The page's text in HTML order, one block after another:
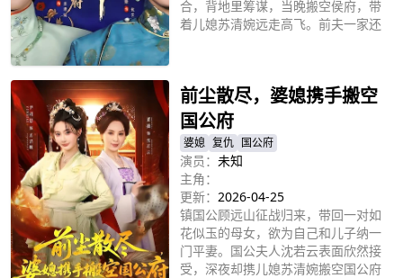
合，背地里筹谋，当晚搬空侯府，带
着儿媳苏清婉远走高飞。前夫一家还
前尘散尽，婆媳携手搬空
国公府
婆媳 复仇 国公府
演员： 未知
主角：
更新： 2026-04-25
镇国公顾远山征战归来，带回一对如
花似玉的母女，欲为自己和儿子纳一
门平妻。国公夫人沈若云表面欣然接
受，深夜却携儿媳苏清婉搬空国公府